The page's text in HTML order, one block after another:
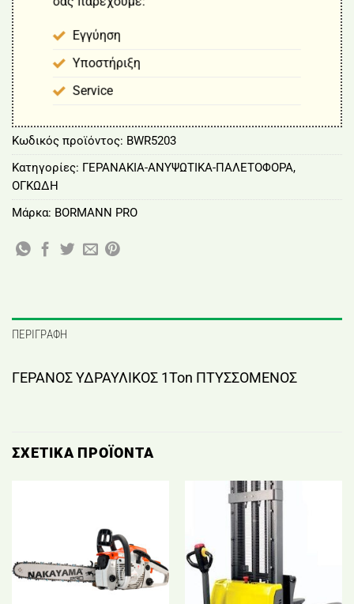
Εγγύηση
Υποστήριξη
Service
Κωδικός προϊόντος: BWR5203
Κατηγορίες: ΓΕΡΑΝΑΚΙΑ-ΑΝΥΨΩΤΙΚΑ-ΠΑΛΕΤΟΦΟΡΑ,
ΟΓΚΩΔΗ
Μάρκα: BORMANN PRO
ΠΕΡΙΓΡΑΦΉ
ΓΕΡΑΝΟΣ ΥΔΡΑΥΛΙΚΟΣ 1Ton ΠΤΥΣΣΟΜΕΝΟΣ
ΣΧΕΤΙΚΆ ΠΡΟΪΌΝΤΑ